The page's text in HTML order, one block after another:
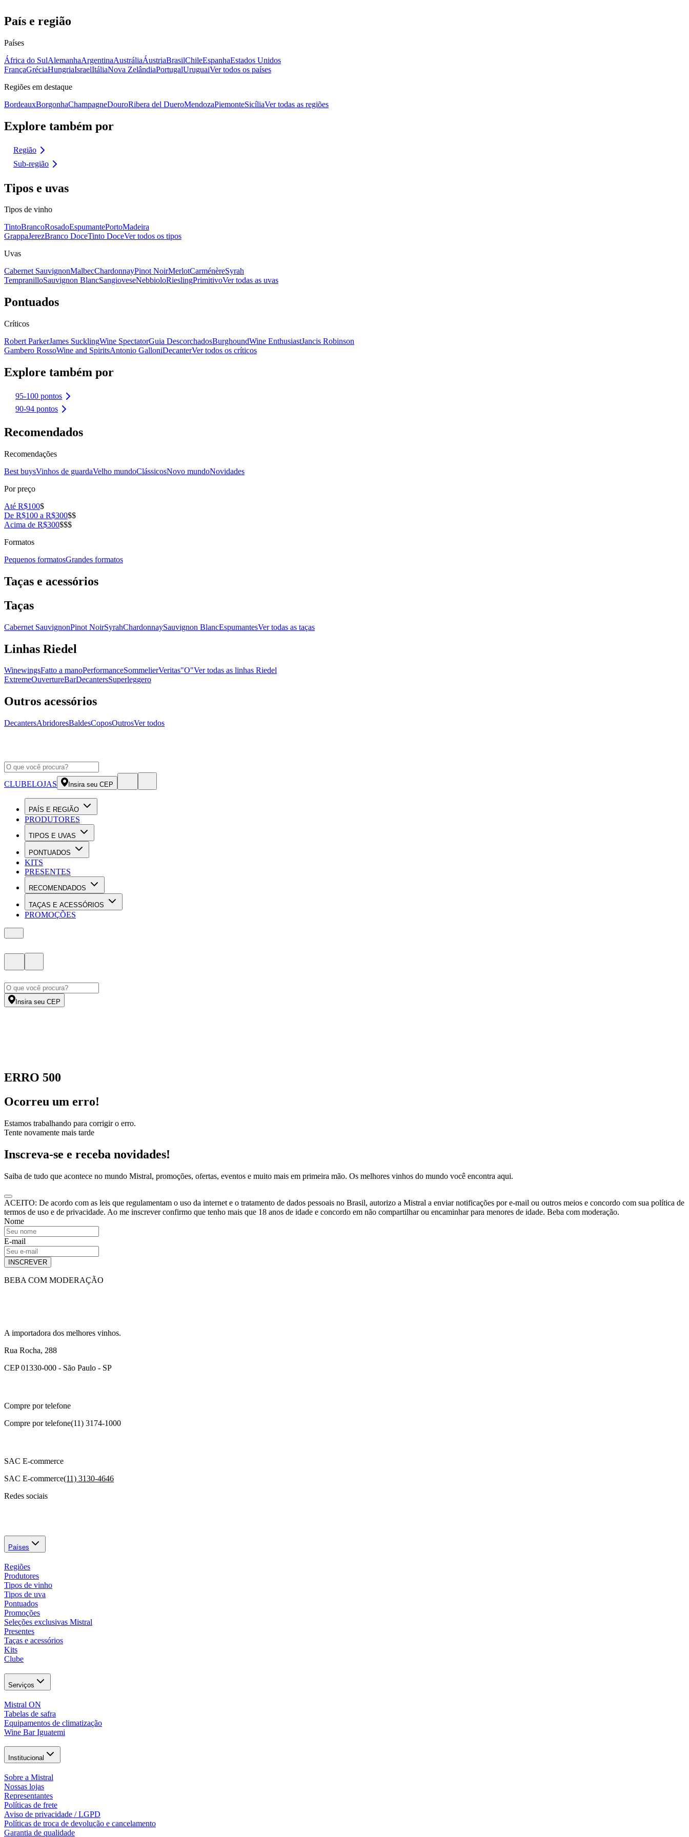
País e região
Países
África do SulAlemanhaArgentinaAustráliaÁustriaBrasilChileEspanhaEstados Unidos
FrançaGréciaHungriaIsraelItáliaNova ZelândiaPortugalUruguaiVer todos os países
Regiões em destaque
BordeauxBorgonhaChampagneDouroRibera del DueroMendozaPiemonteSicíliaVer todas as regiões
Explore também por
Região
Sub-região
Tipos e uvas
Tipos de vinho
TintoBrancoRosadoEspumantePortoMadeira
GrappaJerezBranco DoceTinto DoceVer todos os tipos
Uvas
Cabernet SauvignonMalbecChardonnayPinot NoirMerlotCarménèreSyrah
TempranilloSauvignon BlancSangioveseNebbioloRieslingPrimitivoVer todas as uvas
Pontuados
Críticos
Robert ParkerJames SucklingWine SpectatorGuia DescorchadosBurghoundWine EnthusiastJancis Robinson
Gambero RossoWine and SpiritsAntonio GalloniDecanterVer todos os críticos
Explore também por
95-100 pontos
90-94 pontos
Recomendados
Recomendações
Best buysVinhos de guardaVelho mundoClássicosNovo mundoNovidades
Por preço
Até R$100$
De R$100 a R$300$$
Acima de R$300$$$
Formatos
Pequenos formatosGrandes formatos
Taças e acessórios
Taças
Cabernet SauvignonPinot NoirSyrahChardonnaySauvignon BlancEspumantesVer todas as taças
Linhas Riedel
WinewingsFatto a manoPerformanceSommelierVeritas"O"Ver todas as linhas Riedel
ExtremeOuvertureBarDecantersSuperleggero
Outros acessórios
DecantersAbridoresBaldesCoposOutrosVer todos
CLUBELOJAS Insira seu CEP
PAÍS E REGIÃO
PRODUTORES
TIPOS E UVAS
PONTUADOS
KITS
PRESENTES
RECOMENDADOS
TAÇAS E ACESSÓRIOS
PROMOÇÕES
Insira seu CEP
ERRO 500
Ocorreu um erro!
Estamos trabalhando para corrigir o erro.
Tente novamente mais tarde
Inscreva-se e receba novidades!
Saiba de tudo que acontece no mundo Mistral, promoções, ofertas, eventos e muito mais em primeira mão. Os melhores vinhos do mundo você encontra aqui.
ACEITO: De acordo com as leis que regulamentam o uso da internet e o tratamento de dados pessoais no Brasil, autorizo a Mistral a enviar notificações por e-mail ou outros meios e concordo com sua política de
termos de uso e de privacidade. Ao me inscrever confirmo que tenho mais que 18 anos de idade e concordo em não compartilhar ou encaminhar para menores de idade. Beba com moderação.
Nome
E-mail
INSCREVER
BEBA COM MODERAÇÃO
A importadora dos melhores vinhos.
Rua Rocha, 288
CEP 01330-000 - São Paulo - SP
Compre por telefone
Compre por telefone(11) 3174-1000
SAC E-commerce
SAC E-commerce(11) 3130-4646
Redes sociais
Países
Regiões
Produtores
Tipos de vinho
Tipos de uva
Pontuados
Promoções
Seleções exclusivas Mistral
Presentes
Taças e acessórios
Kits
Clube
Serviços
Mistral ON
Tabelas de safra
Equipamentos de climatização
Wine Bar Iguatemi
Institucional
Sobre a Mistral
Nossas lojas
Representantes
Políticas de frete
Aviso de privacidade / LGPD
Políticas de troca de devolução e cancelamento
Garantia de qualidade